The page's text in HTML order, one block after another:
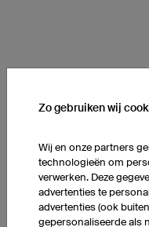
Franz en zijn
Zo gebruiken wij
Wij en onze partners
technologieën om
verwerken. Deze
advertenties te
advertenties (ook
gepersonaliseerde als